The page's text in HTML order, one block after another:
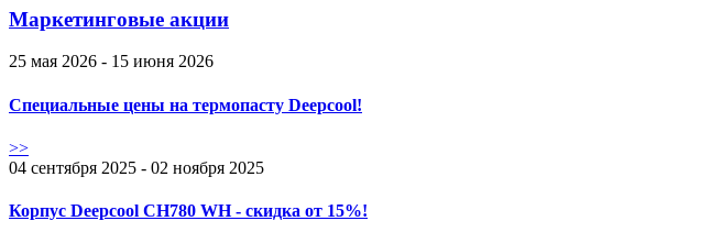
Маркетинговые акции
25 мая 2026 - 15 июня 2026
Специальные цены на термопасту Deepcool!
>>
04 сентября 2025 - 02 ноября 2025
Корпус Deepcool CH780 WH - скидка от 15%!